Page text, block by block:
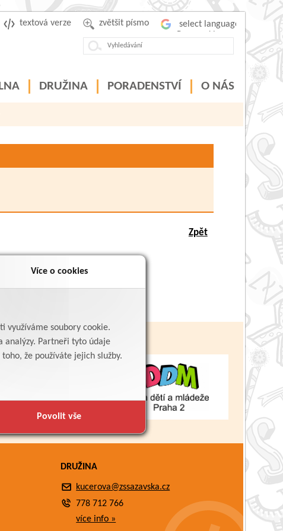
Více o cookies
využíváme soubory cookie.
analýzy. Partneři tyto údaje
že používáte jejich služby.
Povolit vše
zvětšit písmo
textová verze
DRUŽINA PORADENSTVÍ O NÁS
Zpět
DRUŽINA
kucerova@zssazavska.cz
778 712 766
více info »